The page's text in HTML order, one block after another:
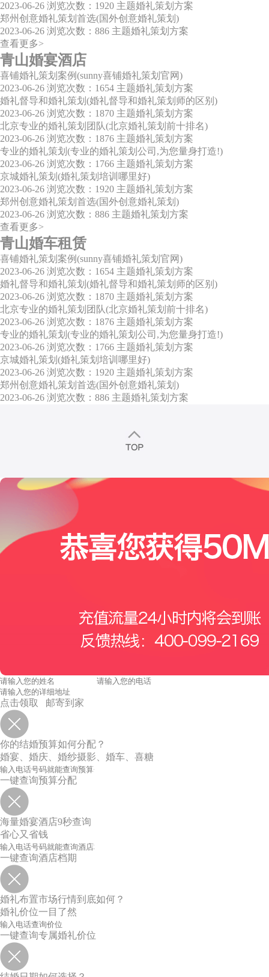
2023-06-26 浏览次数：1920 主题婚礼策划方案
郑州创意婚礼策划首选(国外创意婚礼策划)
2023-06-26 浏览次数：886 主题婚礼策划方案
查看更多>
青山婚宴酒店
喜铺婚礼策划案例(sunny喜铺婚礼策划官网)
2023-06-26 浏览次数：1654 主题婚礼策划方案
婚礼督导和婚礼策划(婚礼督导和婚礼策划师的区别)
2023-06-26 浏览次数：1870 主题婚礼策划方案
北京专业的婚礼策划团队(北京婚礼策划前十排名)
2023-06-26 浏览次数：1876 主题婚礼策划方案
专业的婚礼策划(专业的婚礼策划公司,为您量身打造!)
2023-06-26 浏览次数：1766 主题婚礼策划方案
京城婚礼策划(婚礼策划培训哪里好)
2023-06-26 浏览次数：1920 主题婚礼策划方案
郑州创意婚礼策划首选(国外创意婚礼策划)
2023-06-26 浏览次数：886 主题婚礼策划方案
查看更多>
青山婚车租赁
喜铺婚礼策划案例(sunny喜铺婚礼策划官网)
2023-06-26 浏览次数：1654 主题婚礼策划方案
婚礼督导和婚礼策划(婚礼督导和婚礼策划师的区别)
2023-06-26 浏览次数：1870 主题婚礼策划方案
北京专业的婚礼策划团队(北京婚礼策划前十排名)
2023-06-26 浏览次数：1876 主题婚礼策划方案
专业的婚礼策划(专业的婚礼策划公司,为您量身打造!)
2023-06-26 浏览次数：1766 主题婚礼策划方案
京城婚礼策划(婚礼策划培训哪里好)
2023-06-26 浏览次数：1920 主题婚礼策划方案
郑州创意婚礼策划首选(国外创意婚礼策划)
2023-06-26 浏览次数：886 主题婚礼策划方案
点击领取 邮寄到家
你的结婚预算如何分配？
婚宴、婚庆、婚纱摄影、婚车、喜糖
一键查询预算分配
海量婚宴酒店9秒查询
省心又省钱
一键查询酒店档期
婚礼布置市场行情到底如何？
婚礼价位一目了然
一键查询专属婚礼价位